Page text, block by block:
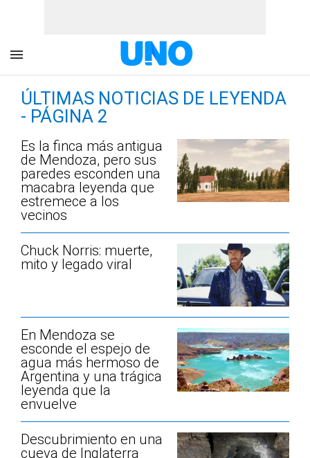
ÚLTIMAS NOTICIAS DE LEYENDA
- PÁGINA 2
Es la finca más antigua
de Mendoza, pero sus
paredes esconden una
macabra leyenda que
estremece a los
vecinos
Chuck Norris: muerte,
mito y legado viral
En Mendoza se
esconde el espejo de
agua más hermoso de
Argentina y una trágica
leyenda que la
envuelve
Descubrimiento en una
cueva de Inglaterra